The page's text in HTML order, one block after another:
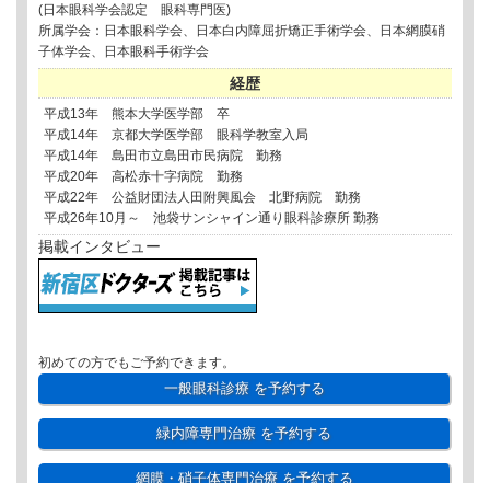
(日本眼科学会認定 眼科専門医)
所属学会：日本眼科学会、日本白内障屈折矯正手術学会、日本網膜硝
子体学会、日本眼科手術学会
経歴
平成13年 熊本大学医学部 卒
平成14年 京都大学医学部 眼科学教室入局
平成14年 島田市立島田市民病院 勤務
平成20年 高松赤十字病院 勤務
平成22年 公益財団法人田附興風会 北野病院 勤務
平成26年10月～ 池袋サンシャイン通り眼科診療所 勤務
掲載インタビュー
初めての方でもご予約できます。
一般眼科診療を予約する
緑内障専門治療 を予約する
網膜・硝子体専門治療を予約する